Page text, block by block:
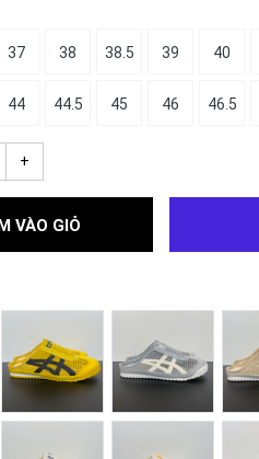
37 38 38.5 39 40
44 44.5 45 46 46.5
+
VÀO GIỎ